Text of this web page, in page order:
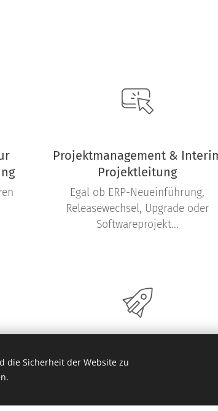
Projektmanagement &
Projektleitung
Egal ob ERP-Neueinführung,
Releasewechsel, Upgrade oder
Softwareprojekt...
Digitalisierung & ERP meets KI
die Sicherheit der Website zu